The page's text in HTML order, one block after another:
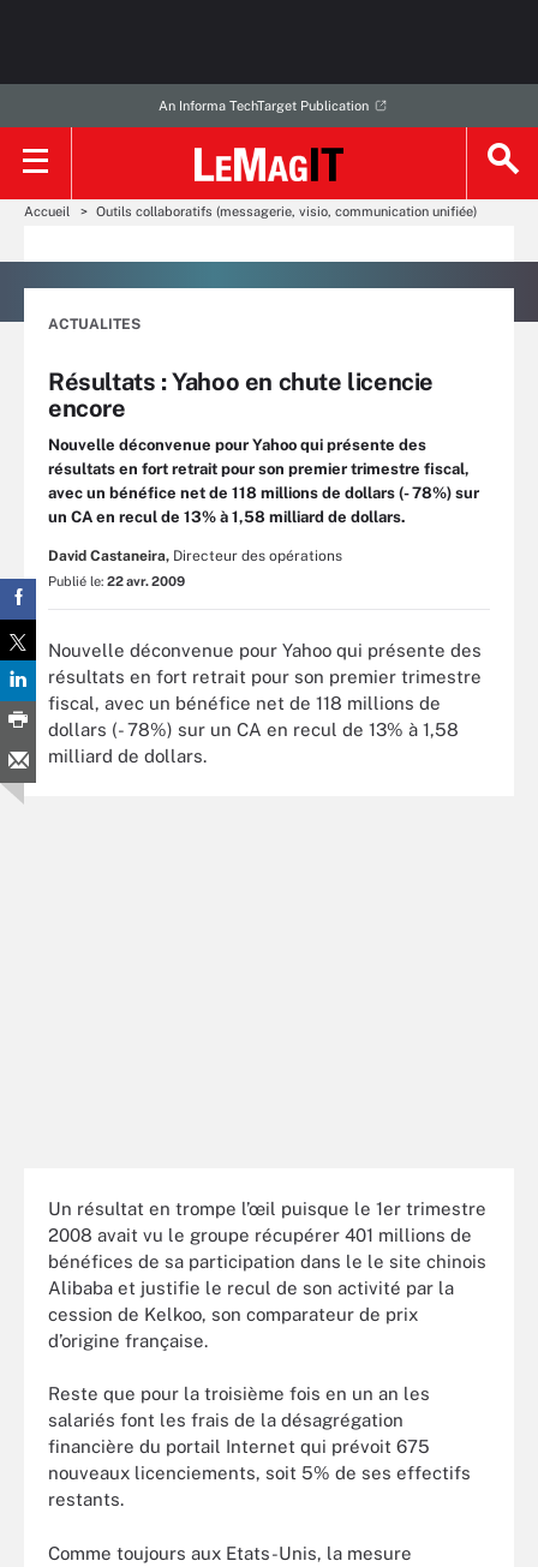
An Informa TechTarget Publication
Accueil Outils collaboratifs (messagerie, visio, communication unifiée)
ACTUALITES
Résultats : Yahoo en chute licencie
encore
Nouvelle déconvenue pour Yahoo qui présente des
résultats en fort retrait pour son premier trimestre fiscal,
avec un bénéfice net de 118 millions de dollars (- 78%) sur
un CA en recul de 13% à 1,58 milliard de dollars.
David Castaneira, Directeur des opérations
Publié le: 22 avr. 2009
Nouvelle déconvenue pour Yahoo qui présente des
résultats en fort retrait pour son premier trimestre
fiscal, avec un bénéfice net de 118 millions de
dollars (- 78%) sur un CA en recul de 13% à 1,58
milliard de dollars.
Un résultat en trompe l’œil puisque le 1er trimestre
2008 avait vu le groupe récupérer 401 millions de
bénéfices de sa participation dans le le site chinois
Alibaba et justifie le recul de son activité par la
cession de Kelkoo, son comparateur de prix
d’origine française.
Reste que pour la troisième fois en un an les
salariés font les frais de la désagrégation
financière du portail Internet qui prévoit 675
nouveaux licenciements, soit 5% de ses effectifs
restants.
Comme toujours aux Etats-Unis, la mesure